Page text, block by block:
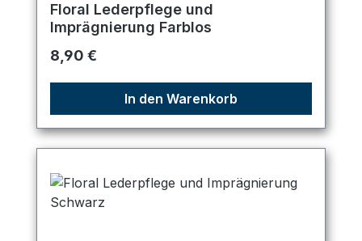
Floral Lederpflege und
Imprägnierung Farblos
Regulärer Preis:
8,90 €
In den Warenkorb